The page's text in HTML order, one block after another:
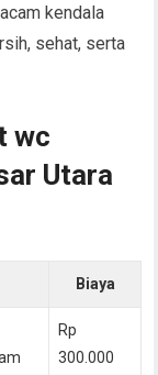
kendala
sehat, serta
wc
Utara
Biaya
Rp
300.000